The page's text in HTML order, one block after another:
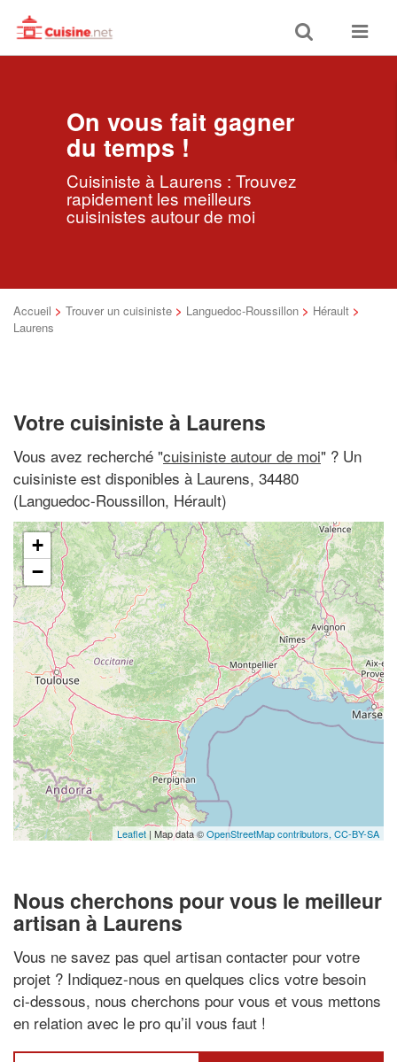
Toggle
search
Toggle
On vous fait gagner
du temps !
Cuisiniste à Laurens : Trouvez
rapidement les meilleurs
cuisinistes autour de moi
Accueil > Trouver un cuisiniste > Languedoc-Roussillon > Hérault >
Laurens
Votre cuisiniste à Laurens
Vous avez recherché "cuisiniste autour de moi" ? Un
cuisiniste est disponibles à Laurens, 34480
(Languedoc-Roussillon, Hérault)
+
−
Leaflet | Map data ©OpenStreetMap contributors, CC-BY-SA
Nous cherchons pour vous le meilleur
artisan à Laurens
Vous ne savez pas quel artisan contacter pour votre
projet ? Indiquez-nous en quelques clics votre besoin
ci-dessous, nous cherchons pour vous et vous mettons
en relation avec le pro qu’il vous faut !